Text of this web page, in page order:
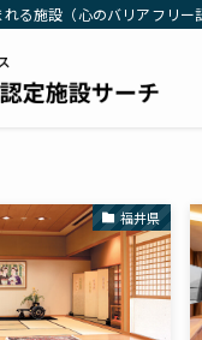
る施設（心のバリアフリ
福井県